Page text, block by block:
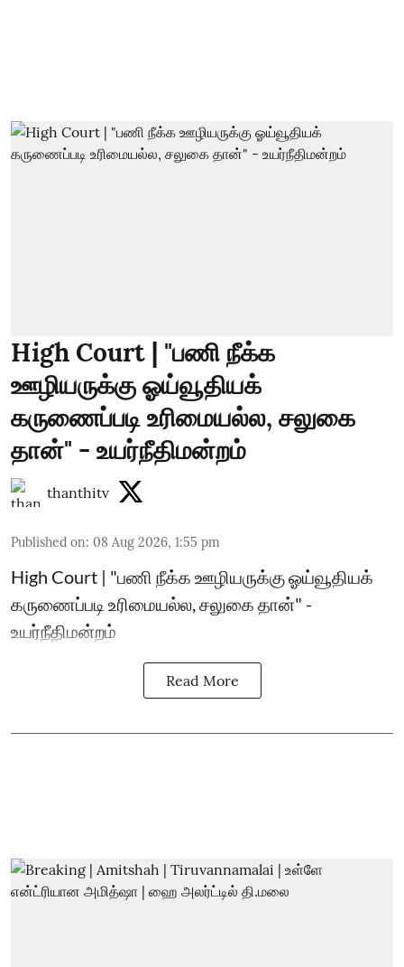
High Court | "பணி நீக்க
ஊழியருக்கு ஓய்வூதியக்
கருணைப்படி உரிமையல்ல, சலுகை
தான்" - உயர்நீதிமன்றம்
thanthitv
Published on: 08 Aug 2026, 1:55 pm
High Court | "பணி நீக்க ஊழியருக்கு ஓய்வூதியக்
கருணைப்படி உரிமையல்ல, சலுகை தான்" -
உயர்நீதிமன்றம்
Read More